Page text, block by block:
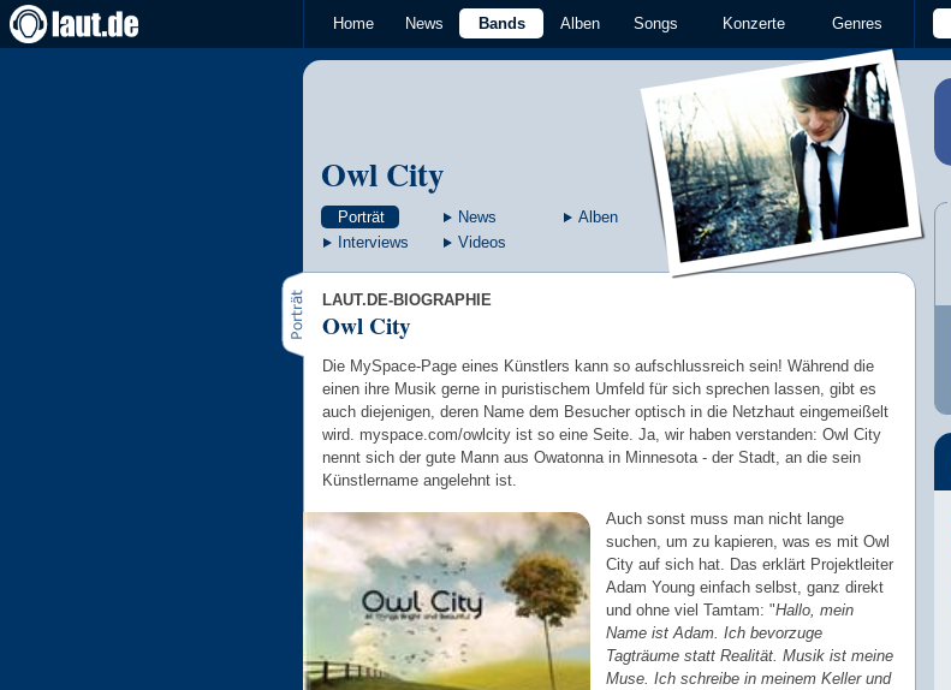
Home News Bands Alben Songs Konzerte Genres
Owl City
Porträt News
Alben
Interviews
Videos
LAUT.DE-BIOGRAPHIE
Owl City
Die MySpace-Page eines Künstlers kann so aufschlussreich sein! Während die
einen ihre Musik gerne in puristischem Umfeld für sich sprechen lassen, gibt es
auch diejenigen, deren Name dem Besucher optisch in die Netzhaut eingemeißelt
wird. myspace.com/owlcity ist so eine Seite. Ja, wir haben verstanden: Owl City
nennt sich der gute Mann aus Owatonna in Minnesota - der Stadt, an die sein
Künstlername angelehnt ist.
Auch sonst muss man nicht lange
suchen, um zu kapieren, was es mit Owl
City auf sich hat. Das erklärt Projektleiter
Adam Young einfach selbst, ganz direkt
und ohne viel Tamtam: "Hallo, mein
Name ist Adam. Ich bevorzuge
Tagträume statt Realität. Musik ist meine
Muse. Ich schreibe in meinem Keller und